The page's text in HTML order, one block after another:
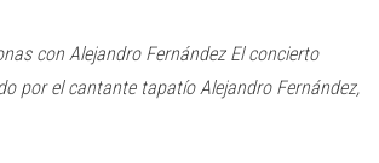
con Alejandro Fernández El concierto
por el cantante tapatío Alejandro Fernández,